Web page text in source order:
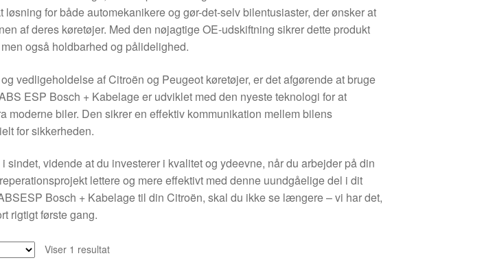
for både automekanikere og gør-det-selv bilentusiaster, der ønsker at
af deres køretøjer. Med den nøjagtige OE-udskiftning sikrer dette produkt
også holdbarhed og pålidelighed.
vedligeholdelse af Citroën og Peugeot køretøjer, er det afgørende at bruge
ESP Bosch + Kabelage er udviklet med den nyeste teknologi for at
moderne biler. Den sikrer en effektiv kommunikation mellem bilens
for sikkerheden.
sindet, vidende at du investerer i kvalitet og ydeevne, når du arbejder på din
lettere og mere effektivt med denne uundgåelige del i dit
Bosch + Kabelage til din Citroën, skal du ikke se længere – vi har det,
rigtigt første gang.
Viser 1 resultat